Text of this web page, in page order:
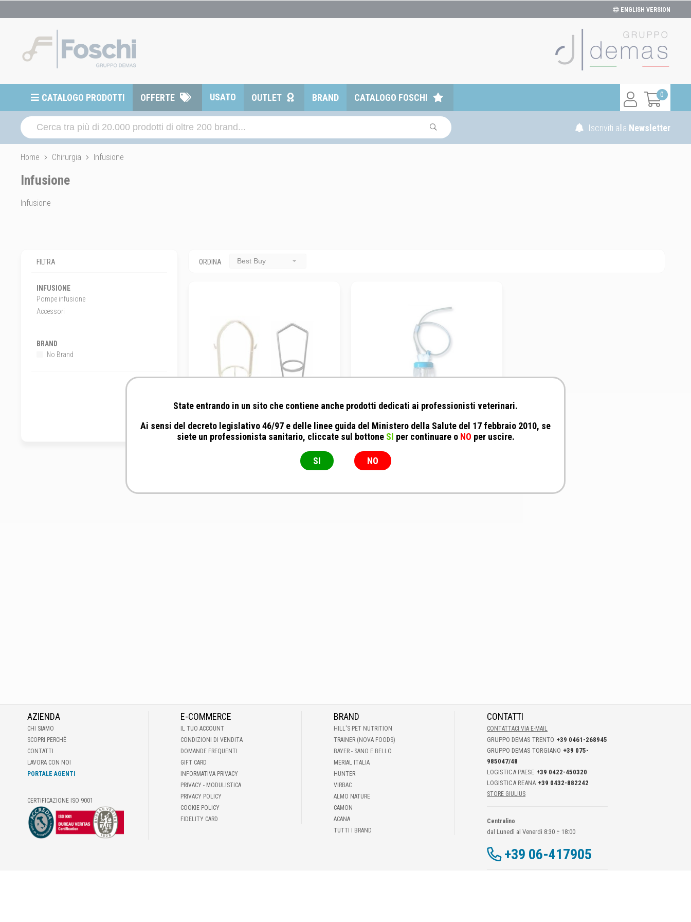
ENGLISH VERSION
0
CATALOGO PRODOTTI OFFERTE USATO OUTLET BRAND CATALOGO FOSCHI
Iscriviti alla Newsletter
Home Chirurgia Infusione
Infusione
Infusione
FILTRA
INFUSIONE
Pompe infusione
Accessori
BRAND
No Brand
ORDINA Best Buy
No Brand - Porta flebo
No Brand - Pompa infusionale
elastomerica VFUSER
AZIENDA
CHI SIAMO
SCOPRI PERCHÉ
CONTATTI
LAVORA CON NOI
PORTALE AGENTI
CERTIFICAZIONE ISO 9001
E-COMMERCE
IL TUO ACCOUNT
CONDIZIONI DI VENDITA
DOMANDE FREQUENTI
GIFT CARD
INFORMATIVA PRIVACY
PRIVACY - MODULISTICA
PRIVACY POLICY
COOKIE POLICY
FIDELITY CARD
BRAND
HILL'S PET NUTRITION
TRAINER (NOVA FOODS)
BAYER - SANO E BELLO
MERIAL ITALIA
HUNTER
VIRBAC
ALMO NATURE
CAMON
ACANA
TUTTI I BRAND
CONTATTI
CONTATTACI VIA E-MAIL
GRUPPO DEMAS TRENTO +39 0461-268945
GRUPPO DEMAS TORGIANO +39 075-
985047/48
LOGISTICA PAESE +39 0422-450320
LOGISTICA REANA +39 0432-882242
STORE GIULIUS
Centralino
dal Lunedì al Venerdì 8:30 ÷ 18:00
+39 06-417905
State entrando in un sito che contiene anche prodotti dedicati ai professionisti veterinari.
Ai sensi del decreto legislativo 46/97 e delle linee guida del Ministero della Salute del 17 febbraio 2010, se
siete un professionista sanitario, cliccate sul bottone SI per continuare o NO per uscire.
SI NO